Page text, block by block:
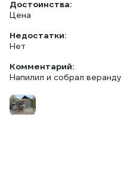
Достоинства:
Цена
Недостатки:
Нет
Комментарий:
Напилил и собрал веранду